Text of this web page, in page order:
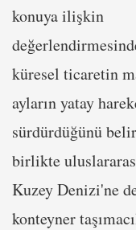
konuya ilişkin
küresel ticaretin
ayların yatay
sürdürdüğünü
birlikte
Kuzey Denizi'ne
konteyner